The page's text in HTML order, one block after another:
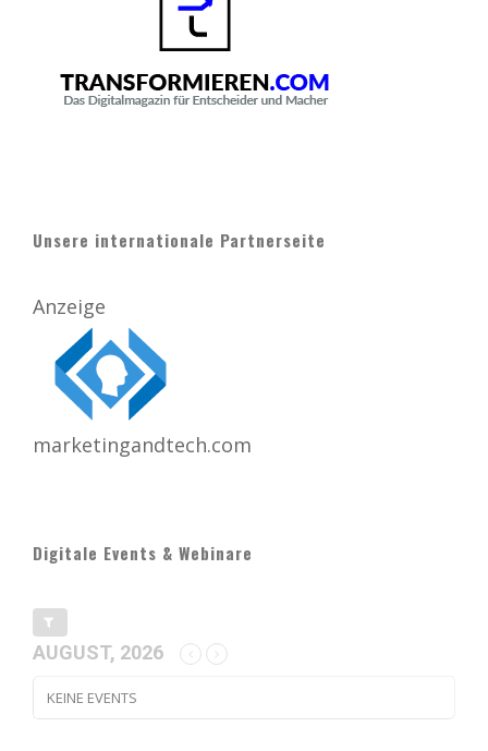
Unsere internationale Partnerseite
Anzeige
marketingandtech.com
Digitale Events & Webinare
AUGUST, 2026
KEINE EVENTS